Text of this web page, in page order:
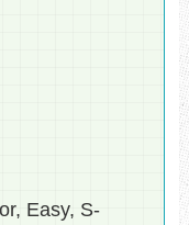
Easy, S-